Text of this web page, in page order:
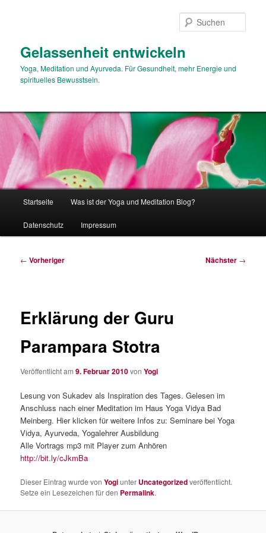
Gelassenheit entwickeln
Yoga, Meditation und Ayurveda. Für Gesundheit, mehr Energie und
spirituelles Bewusstsein.
Startseite Was ist der Yoga und Meditation Blog?
Datenschutz Impressum
Beitragsnavigation
← Vorheriger Nächster →
Erklärung der Guru
Parampara Stotra
Veröffentlicht am9. Februar 2010vonYogi
Lesung von Sukadev als Inspiration des Tages. Gelesen im
Anschluss nach einer Meditation im Haus Yoga Vidya Bad
Meinberg. Hier klicken für weitere Infos zu: Seminare bei Yoga
Vidya, Ayurveda, Yogalehrer Ausbildung
Alle Vortrags mp3 mit Player zum Anhören
http://bit.ly/cJkmBa
Dieser Eintrag wurde vonYogiunter Uncategorizedveröffentlicht.
Setze ein Lesezeichen für den Permalink.